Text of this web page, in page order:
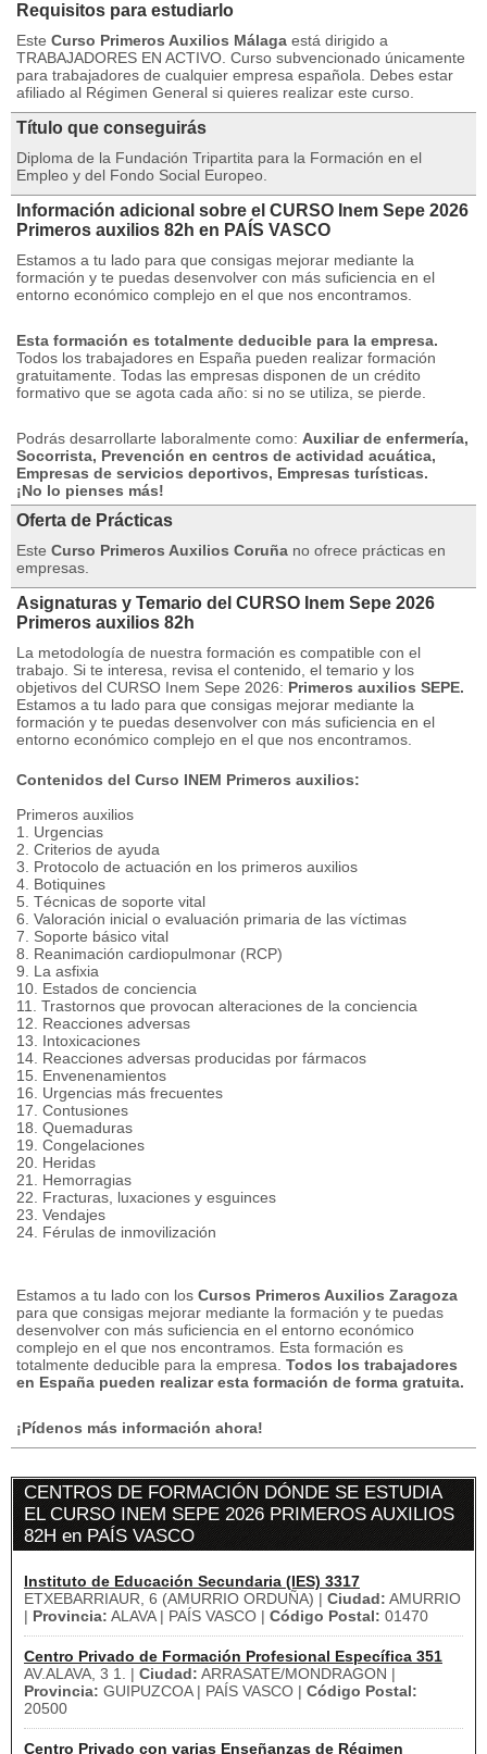
Requisitos para estudiarlo
Este Curso Primeros Auxilios Málaga está dirigido a
TRABAJADORES EN ACTIVO. Curso subvencionado únicamente
para trabajadores de cualquier empresa española. Debes estar
afiliado al Régimen General si quieres realizar este curso.
Título que conseguirás
Diploma de la Fundación Tripartita para la Formación en el
Empleo y del Fondo Social Europeo.
Información adicional sobre el CURSO Inem Sepe 2026
Primeros auxilios 82h en PAÍS VASCO
Estamos a tu lado para que consigas mejorar mediante la
formación y te puedas desenvolver con más suficiencia en el
entorno económico complejo en el que nos encontramos.
Esta formación es totalmente deducible para la empresa.
Todos los trabajadores en España pueden realizar formación
gratuitamente. Todas las empresas disponen de un crédito
formativo que se agota cada año: si no se utiliza, se pierde.
Podrás desarrollarte laboralmente como: Auxiliar de enfermería,
Socorrista, Prevención en centros de actividad acuática,
Empresas de servicios deportivos, Empresas turísticas.
¡No lo pienses más!
Oferta de Prácticas
Este Curso Primeros Auxilios Coruña no ofrece prácticas en
empresas.
Asignaturas y Temario del CURSO Inem Sepe 2026
Primeros auxilios 82h
La metodología de nuestra formación es compatible con el
trabajo. Si te interesa, revisa el contenido, el temario y los
objetivos del CURSO Inem Sepe 2026: Primeros auxilios SEPE.
Estamos a tu lado para que consigas mejorar mediante la
formación y te puedas desenvolver con más suficiencia en el
entorno económico complejo en el que nos encontramos.
Contenidos del Curso INEM Primeros auxilios:
Primeros auxilios
1. Urgencias
2. Criterios de ayuda
3. Protocolo de actuación en los primeros auxilios
4. Botiquines
5. Técnicas de soporte vital
6. Valoración inicial o evaluación primaria de las víctimas
7. Soporte básico vital
8. Reanimación cardiopulmonar (RCP)
9. La asfixia
10. Estados de conciencia
11. Trastornos que provocan alteraciones de la conciencia
12. Reacciones adversas
13. Intoxicaciones
14. Reacciones adversas producidas por fármacos
15. Envenenamientos
16. Urgencias más frecuentes
17. Contusiones
18. Quemaduras
19. Congelaciones
20. Heridas
21. Hemorragias
22. Fracturas, luxaciones y esguinces
23. Vendajes
24. Férulas de inmovilización
Estamos a tu lado con los Cursos Primeros Auxilios Zaragoza
para que consigas mejorar mediante la formación y te puedas
desenvolver con más suficiencia en el entorno económico
complejo en el que nos encontramos. Esta formación es
totalmente deducible para la empresa. Todos los trabajadores
en España pueden realizar esta formación de forma gratuita.
¡Pídenos más información ahora!
CENTROS DE FORMACIÓN DÓNDE SE ESTUDIA
EL CURSO INEM SEPE 2026 PRIMEROS AUXILIOS
82H en PAÍS VASCO
Instituto de Educación Secundaria (IES) 3317
ETXEBARRIAUR, 6 (AMURRIO ORDUÑA) | Ciudad: AMURRIO
| Provincia: ALAVA | PAÍS VASCO | Código Postal: 01470
Centro Privado de Formación Profesional Específica 351
AV.ALAVA, 3 1. | Ciudad: ARRASATE/MONDRAGON |
Provincia: GUIPUZCOA | PAÍS VASCO | Código Postal:
20500
Centro Privado con varias Enseñanzas de Régimen